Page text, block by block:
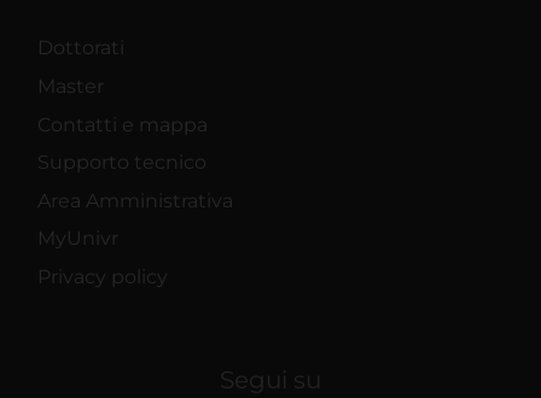
Dottorati
Master
Contatti e mappa
Supporto tecnico
Area Amministrativa
MyUnivr
Privacy policy
Segui su